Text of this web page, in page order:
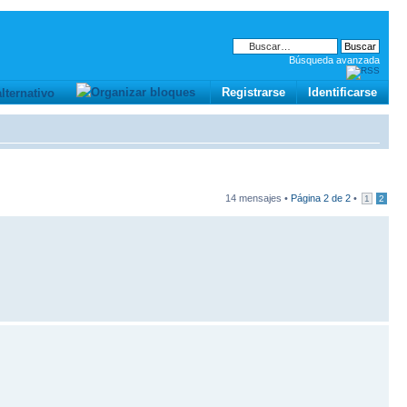
Búsqueda avanzada
Identificarse
Registrarse
14 mensajes • Página 2 de 2 • 1 2